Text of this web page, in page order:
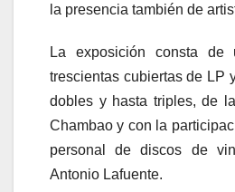
la presencia también de
La exposición consta de
trescientas cubiertas de LP
dobles y hasta triples, de
Chambao y con la
personal de discos de
Antonio Lafuente.